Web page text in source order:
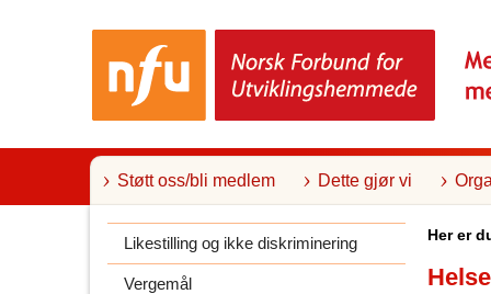
o
Støtt oss/bli medlem Dette gjør vi
Likestilling og ikke diskriminering
Vergemål
Her er